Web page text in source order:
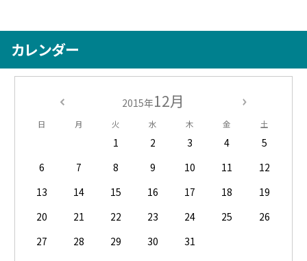
カレンダー
2015年12月
日 月 火 水 木 金 土
1 2 3 4
5
6
7 8 9 10 11
12
13
14 15 16 17 18
19
20
21 22 23 24 25
26
27
28 29 30 31